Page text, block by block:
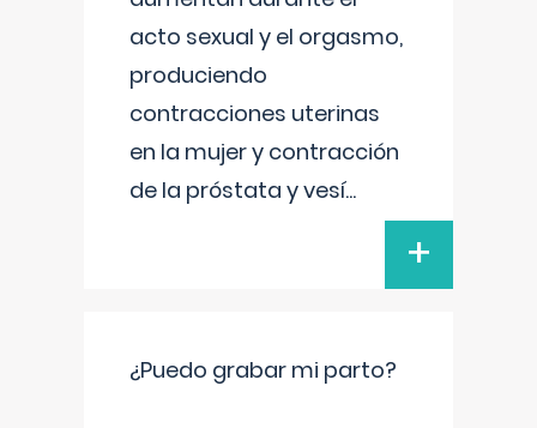
acto sexual y el orgasmo,
produciendo
contracciones uterinas
en la mujer y contracción
de la próstata y vesí...
+
¿Puedo grabar mi parto?